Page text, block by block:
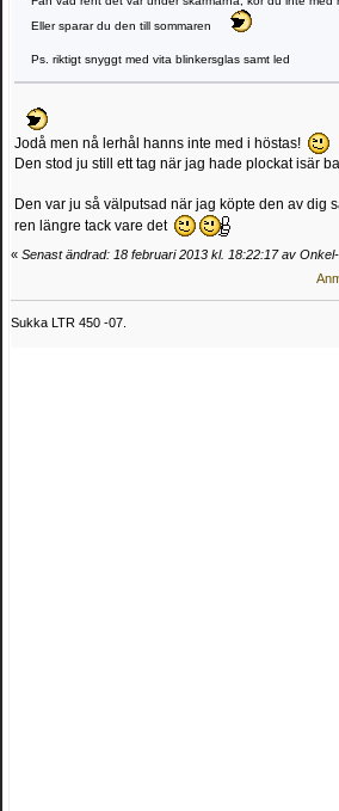
Eller sparar du den till sommaren
Ps. riktigt snyggt med vita blinkersglas samt led
Jodå men nå lerhål hanns inte med i höstas!
Den stod ju still ett tag när jag hade plockat isär
Den var ju så välputsad när jag köpte den av dig
ren längre tack vare det
« Senast ändrad: 18 februari 2013 kl. 18:22:17 av
Sukka LTR 450 -07.